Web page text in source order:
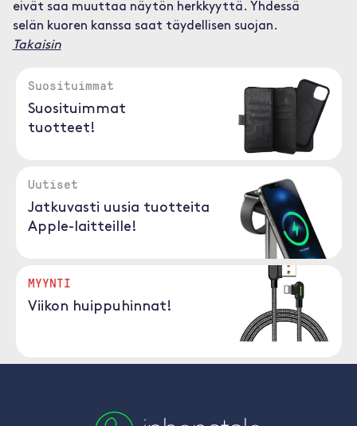
eivät saa muuttaa näytön herkkyyttä. Yhdessä
selän kuoren kanssa saat täydellisen suojan.
Takaisin
Suosituimmat
Suosituimmat
tuotteet!
Uutiset
Jatkuvasti uusia tuotteita
Apple-laitteille!
MYYNTI
Viikon huippuhinnat!